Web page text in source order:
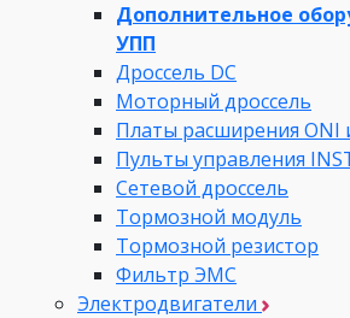
Дополнительное
УПП
Дроссель DC
Моторный дроссель
Платы расширения ONI
Пульты управления
Сетевой дроссель
Тормозной модуль
Тормозной резистор
Фильтр ЭМС
Электродвигатели